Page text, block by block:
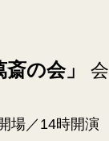
の会」
場／14時開演